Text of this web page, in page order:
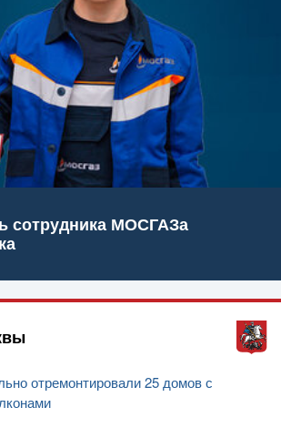
сотрудника МОСГАЗа
отремонтировали 25 домов с